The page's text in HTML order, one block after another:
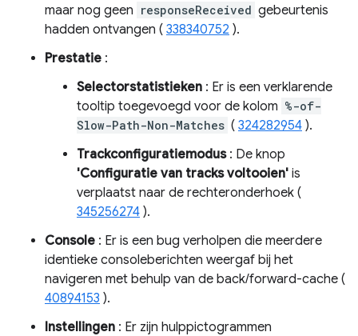
maar nog geen responseReceived gebeurtenis
hadden ontvangen ( 338340752 ).
Prestatie :
Selectorstatistieken : Er is een verklarende
tooltip toegevoegd voor de kolom %-of-
Slow-Path-Non-Matches ( 324282954 ).
Trackconfiguratiemodus: De knop
'Configuratie van tracks voltooien' is
verplaatst naar de rechteronderhoek (
345256274 ).
Console : Er is een bug verholpen die meerdere
identieke consoleberichten weergaf bij het
navigeren met behulp van de back/forward-cache (
40894153 ).
Instellingen : Er zijn hulppictogrammen